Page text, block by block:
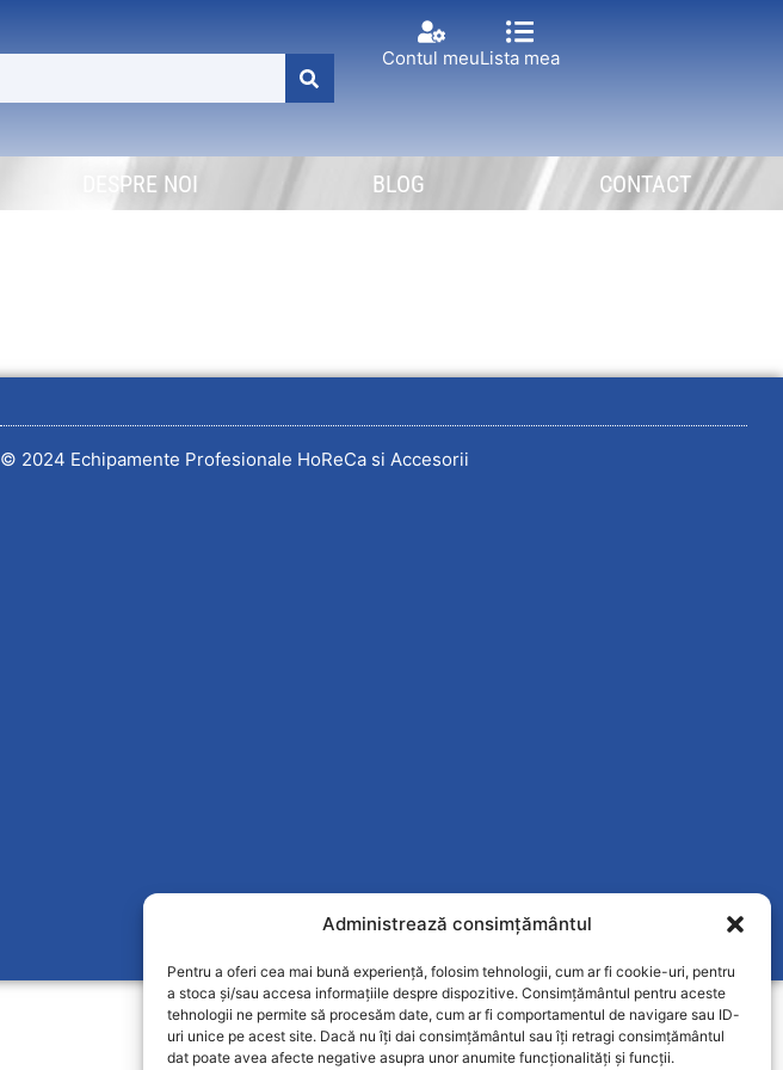
Administrează consimțământul
Pentru a oferi cea mai bună experiență, folosim tehnologii, cum ar fi cookie-uri, pentru
a stoca și/sau accesa informațiile despre dispozitive. Consimțământul pentru aceste
tehnologii ne permite să procesăm date, cum ar fi comportamentul de navigare sau ID-
uri unice pe acest site. Dacă nu îți dai consimțământul sau îți retragi consimțământul
dat poate avea afecte negative asupra unor anumite funcționalități și funcții.
Contul meuLista mea
DESPRE NOI BLOG CONTACT
© 2024 Echipamente Profesionale HoReCa si Accesorii